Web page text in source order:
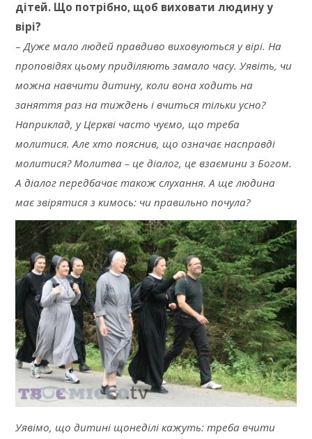
дітей. Що потрібно, щоб виховати людину у
вірі?
–Дуже мало людей правдиво виховуються у вірі. На
проповідях цьому приділяють замало часу. Уявіть, чи
можна навчити дитину, коли вона ходить на
заняття раз на тиждень і вчиться тільки усно?
Наприклад, у Церкві часто чуємо, що треба
молитися. Але хто пояснив, що означає насправді
молитися? Молитва – це діалог, це взаємини з Богом.
А діалог передбачає також слухання. А ще людина
має звірятися з кимось: чи правильно почула?
Уявімо, що дитині щонеділі кажуть: треба вчити